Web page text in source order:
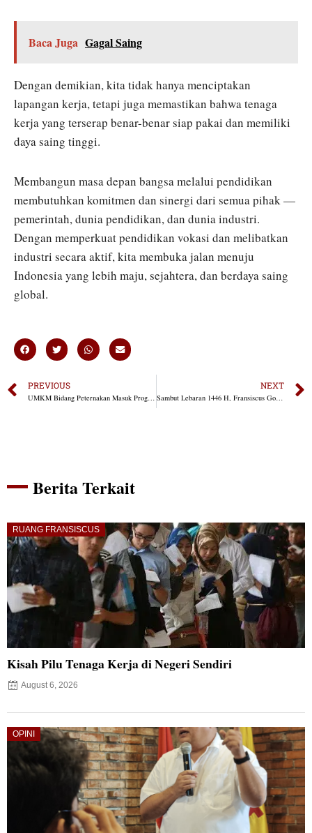
Baca Juga Gagal Saing
Dengan demikian, kita tidak hanya menciptakan
lapangan kerja, tetapi juga memastikan bahwa tenaga
kerja yang terserap benar-benar siap pakai dan memiliki
daya saing tinggi.
Membangun masa depan bangsa melalui pendidikan
membutuhkan komitmen dan sinergi dari semua pihak —
pemerintah, dunia pendidikan, dan dunia industri.
Dengan memperkuat pendidikan vokasi dan melibatkan
industri secara aktif, kita membuka jalan menuju
Indonesia yang lebih maju, sejahtera, dan berdaya saing
global.
PREVIOUS
UMKM Bidang Peternakan Masuk Program Bedah UMKM by Fransiscus Go
NEXT
Sambut Lebaran 1446 H, Fransiscus Go Ajak Masyarakat Belanja Produk UMKM Lokal
Berita Terkait
RUANG FRANSISCUS
Kisah Pilu Tenaga Kerja di Negeri Sendiri
August 6, 2026
OPINI